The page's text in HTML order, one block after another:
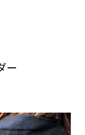
ー